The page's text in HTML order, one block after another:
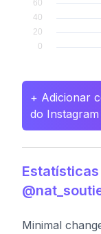
+ Adicionar
do
Minimal